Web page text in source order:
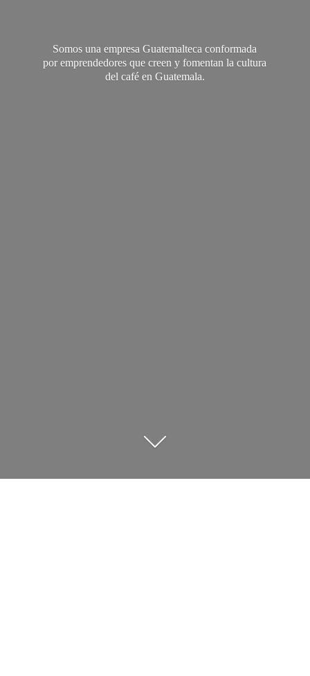
Somos una empresa Guatemalteca conformada
por emprendedores que creen y fomentan la cultura
del café en Guatemala.